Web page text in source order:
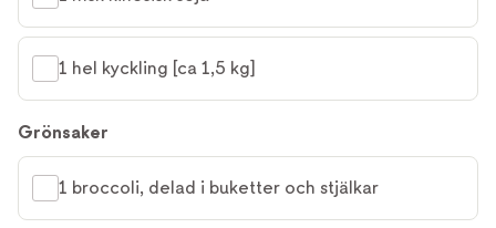
1 hel kyckling [ca 1,5 kg]
Grönsaker
1 broccoli, delad i buketter och stjälkar